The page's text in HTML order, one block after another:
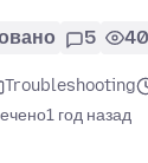
5
Troubleshooting
1 год назад